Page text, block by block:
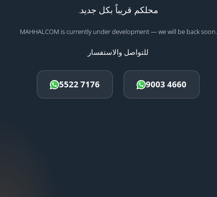
محلكم قريباً بكل جديد.
MAHHALCOM is currently under development — we will be back soon.
للتواصل والاستفسار
5522 7176 9003 4660